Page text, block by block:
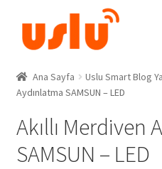
navigation
content
Ana Sayfa
Adım Takip Sistemi
Ana Sayfa Uslu Smart Blog
Aydınlatma SAMSUN – LED
Akıllı Merdiven
SAMSUN – LED